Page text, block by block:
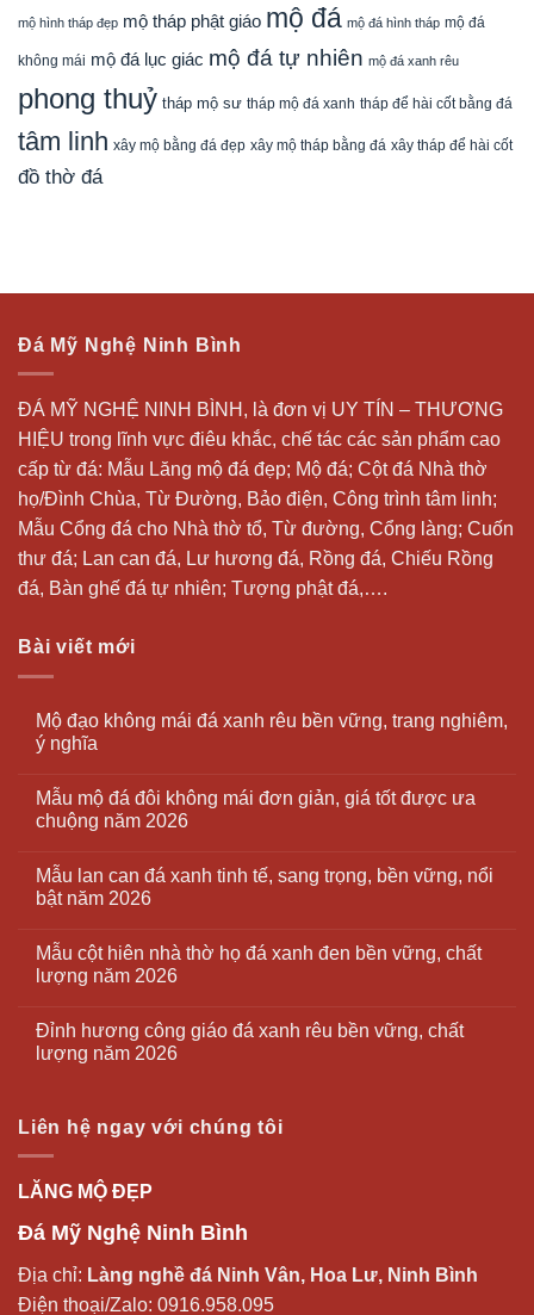
mộ hình tháp đẹp mộ tháp phật giáo mộ đá mộ đá hình tháp mộ đá
không mái mộ đá lục giác mộ đá tự nhiên mộ đá xanh rêu
phong thuỷ tháp mộ sư tháp mộ đá xanh tháp để hài cốt bằng đá
tâm linh xây mộ bằng đá đẹp xây mộ tháp bằng đá xây tháp để hài cốt
đồ thờ đá
Đá Mỹ Nghệ Ninh Bình
ĐÁ MỸ NGHỆ NINH BÌNH, là đơn vị UY TÍN – THƯƠNG
HIỆU trong lĩnh vực điêu khắc, chế tác các sản phẩm cao
cấp từ đá: Mẫu Lăng mộ đá đẹp; Mộ đá; Cột đá Nhà thờ
họ/Đình Chùa, Từ Đường, Bảo điện, Công trình tâm linh;
Mẫu Cổng đá cho Nhà thờ tổ, Từ đường, Cổng làng; Cuốn
thư đá; Lan can đá, Lư hương đá, Rồng đá, Chiếu Rồng
đá, Bàn ghế đá tự nhiên; Tượng phật đá,….
Bài viết mới
Mộ đạo không mái đá xanh rêu bền vững, trang nghiêm,
ý nghĩa
Mẫu mộ đá đôi không mái đơn giản, giá tốt được ưa
chuộng năm 2026
Mẫu lan can đá xanh tinh tế, sang trọng, bền vững, nổi
bật năm 2026
Mẫu cột hiên nhà thờ họ đá xanh đen bền vững, chất
lượng năm 2026
Đỉnh hương công giáo đá xanh rêu bền vững, chất
lượng năm 2026
Liên hệ ngay với chúng tôi
LĂNG MỘ ĐẸP
Đá Mỹ Nghệ Ninh Bình
Địa chỉ: Làng nghề đá Ninh Vân, Hoa Lư, Ninh Bình
Điện thoại/Zalo: 0916.958.095